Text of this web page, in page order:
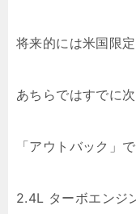
将来的には米国限
あちらではすでに
「アウトバック」
2.4L ターボエンジ